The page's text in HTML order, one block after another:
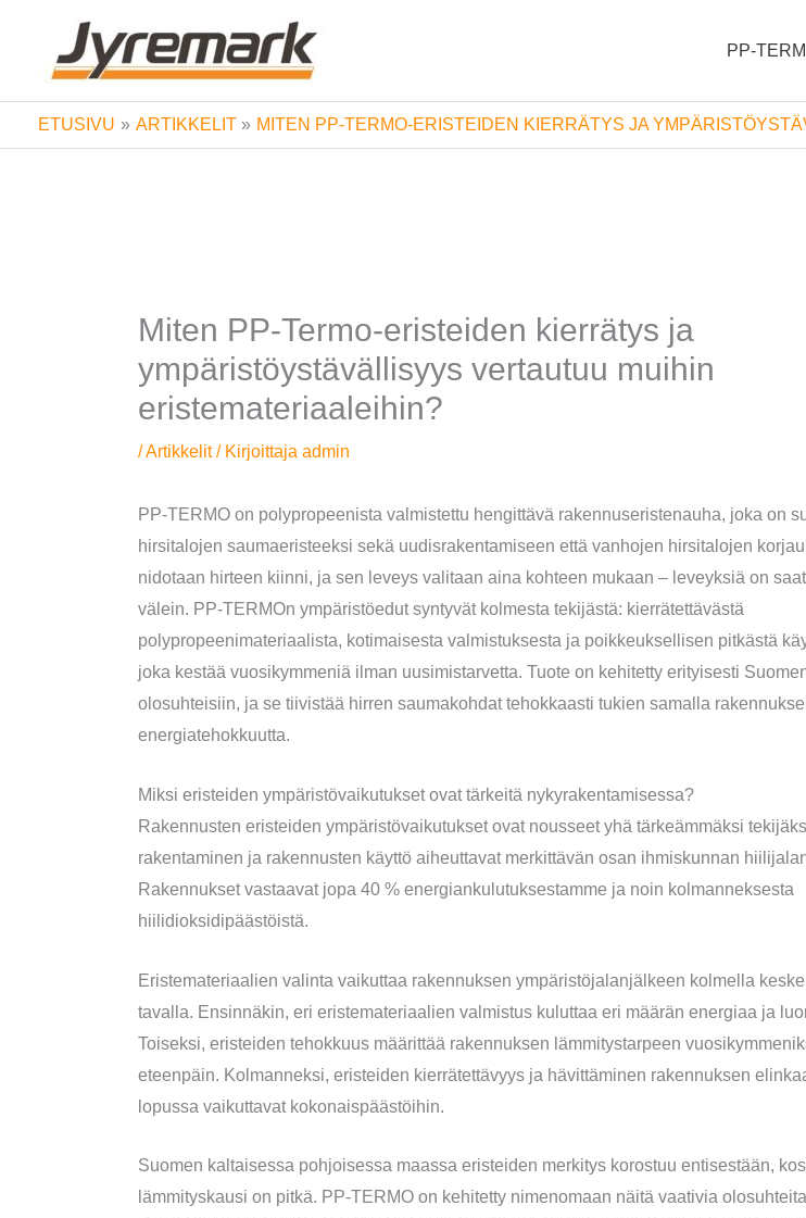
PP-
ETUSIVU ARTIKKELIT MITEN PP-TERMO-ERISTEIDEN KIERRÄTYS JA
Miten PP-Termo-eristeiden kierrätys ja
ympäristöystävällisyys vertautuu muihin
eristemateriaaleihin?
/Artikkelit/ Kirjoittaja admin
PP-TERMO on polypropeenista valmistettu hengittävä rakennuseristenauha, joka on
hirsitalojen saumaeristeeksi sekä uudisrakentamiseen että vanhojen hirsitalojen
nidotaan hirteen kiinni, ja sen leveys valitaan aina kohteen mukaan – leveyksiä on
välein. PP-TERMOn ympäristöedut syntyvät kolmesta tekijästä: kierrätettävästä
polypropeenimateriaalista, kotimaisesta valmistuksesta ja poikkeuksellisen pitkästä
joka kestää vuosikymmeniä ilman uusimistarvetta. Tuote on kehitetty erityisesti
olosuhteisiin, ja se tiivistää hirren saumakohdat tehokkaasti tukien samalla
energiatehokkuutta.
Miksi eristeiden ympäristövaikutukset ovat tärkeitä nykyrakentamisessa?
Rakennusten eristeiden ympäristövaikutukset ovat nousseet yhä tärkeämmäksi
rakentaminen ja rakennusten käyttö aiheuttavat merkittävän osan ihmiskunnan
Rakennukset vastaavat jopa 40 % energiankulutuksestamme ja noin kolmanneksesta
hiilidioksidipäästöistä.
Eristemateriaalien valinta vaikuttaa rakennuksen ympäristöjalanjälkeen kolmella
tavalla. Ensinnäkin, eri eristemateriaalien valmistus kuluttaa eri määrän energiaa ja
Toiseksi, eristeiden tehokkuus määrittää rakennuksen lämmitystarpeen
eteenpäin. Kolmanneksi, eristeiden kierrätettävyys ja hävittäminen rakennuksen
lopussa vaikuttavat kokonaispäästöihin.
Suomen kaltaisessa pohjoisessa maassa eristeiden merkitys korostuu entisestään,
lämmityskausi on pitkä. PP-TERMO on kehitetty nimenomaan näitä vaativia